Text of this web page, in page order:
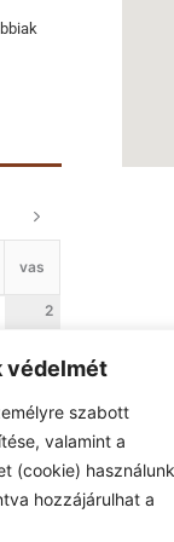
védelmét
szabott
valamint a
(cookie)
hozzájárulhat a
vas
2
9
23